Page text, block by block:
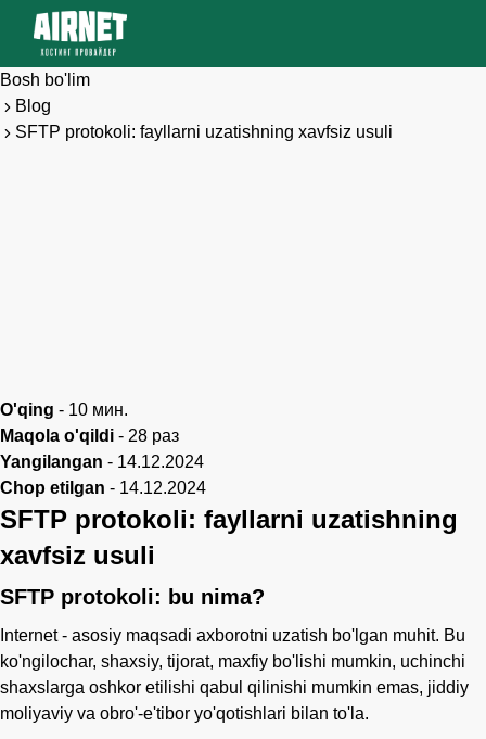
Bosh bo'lim
Blog
SFTP protokoli: fayllarni uzatishning xavfsiz usuli
O'qing - 10 мин.
Maqola o'qildi - 28 раз
Yangilangan - 14.12.2024
Chop etilgan - 14.12.2024
SFTP protokoli: fayllarni uzatishning
xavfsiz usuli
SFTP protokoli: bu nima?
Internet - asosiy maqsadi axborotni uzatish bo'lgan muhit. Bu
ko'ngilochar, shaxsiy, tijorat, maxfiy bo'lishi mumkin, uchinchi
shaxslarga oshkor etilishi qabul qilinishi mumkin emas, jiddiy
moliyaviy va obro'-e'tibor yo'qotishlari bilan to'la.